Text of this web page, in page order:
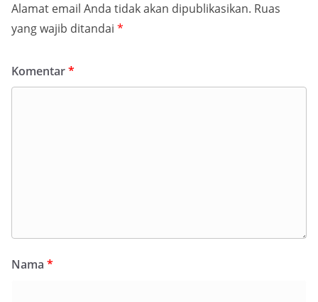
Alamat email Anda tidak akan dipublikasikan. Ruas
yang wajib ditandai *
Komentar*
Nama *